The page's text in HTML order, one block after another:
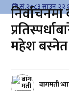
वि.सं.२०८३ साउन २२
महेश बस्नेत
बागमती